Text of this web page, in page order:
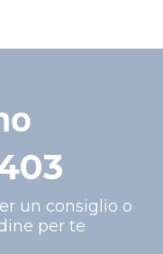
un consiglio o
per te